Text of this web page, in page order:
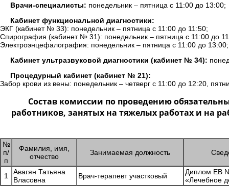
Врачи-специалисты: понедельник – пятница с 11:00 до 13:00;
Кабинет функциональной диагностики:
ЭКГ (кабинет № 33): понедельник – пятница с 11:00 до 11:50;
Спирография (кабинет № 31): понедельник – пятница с 11:00 до
Электроэнцефалография: понедельник – пятница с 11:00 до 13:00;
Кабинет ультразвуковой диагностики (кабинет № 34):
Процедурный кабинет (кабинет № 21):
Забор крови из вены: понедельник – четверг с 11:00 до 12:20,
Состав комиссии по проведению
работников, занятых на тяжелых работах и на
№
п/
п
Фамилия, имя,
отчество
Занимаемая должность
1
Авагян Татьяна
Власовна
Врач-терапевт участковый
Диплом ЕВ
«Лечебное